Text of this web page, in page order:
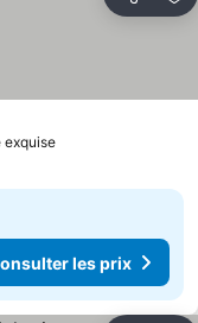
exquiseConsulter les
les prix
les prix